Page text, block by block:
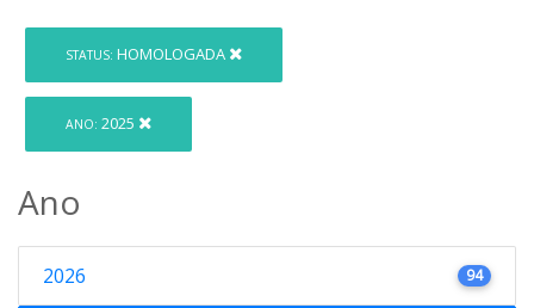
STATUS: HOMOLOGADA
ANO: 2025
Ano
2026 94